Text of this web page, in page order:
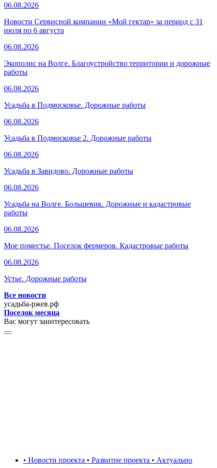
06.08.2026
Новости Сервисной компании «Мой гектар» за период с 31
июля по 6 августа
06.08.2026
Экополис на Волге. Благоустройство территории и дорожные
работы
06.08.2026
Усадьба в Подмосковье. Дорожные работы
06.08.2026
Усадьба в Подмосковье 2. Дорожные работы
06.08.2026
Усадьба в Завидово. Дорожные работы
06.08.2026
Усадьба на Волге. Большевик. Дорожные и кадастровые
работы
06.08.2026
Мое поместье. Поселок фермеров. Кадастровые работы
06.08.2026
Устье. Дорожные работы
Все новости
усадьба-ржев.рф
Поселок месяца
Вас могут заинтересовать
• Новости проекта • Развитие проекта • Актуально